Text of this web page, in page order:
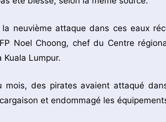
la neuvième attaque dans ces eaux
Noel Choong, chef du Centre
Kuala Lumpur.
mois, des pirates avaient attaqué
et endommagé les